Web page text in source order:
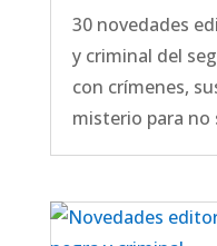
30 novedades
y criminal del
con crímenes,
misterio para no